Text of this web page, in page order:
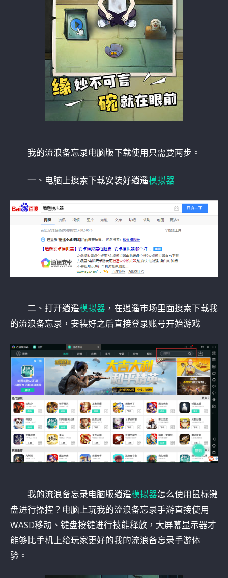
我的流浪备忘录电脑版下载使用只需要两步。
一、电脑上搜索下载安装好逍遥模拟器
二、打开逍遥模拟器 ，在逍遥市场里面搜索下载我
的流浪备忘录，安装好之后直接登录账号开始游戏
我的流浪备忘录电脑版逍遥模拟器怎么使用鼠标键
盘进行操控？电脑上玩我的流浪备忘录手游直接使用
WASD移动、键盘按键进行技能释放，大屏幕显示器才
能够比手机上给玩家更好的我的流浪备忘录手游体
验。